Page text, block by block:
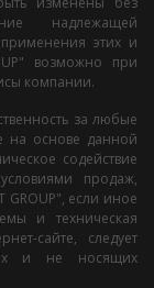
надлежащей
этих и
возможно при
компании.
за любые
на основе данной
содействие
продаж,
GROUP", если иное
и техническая
сайте, следует
и не носящих